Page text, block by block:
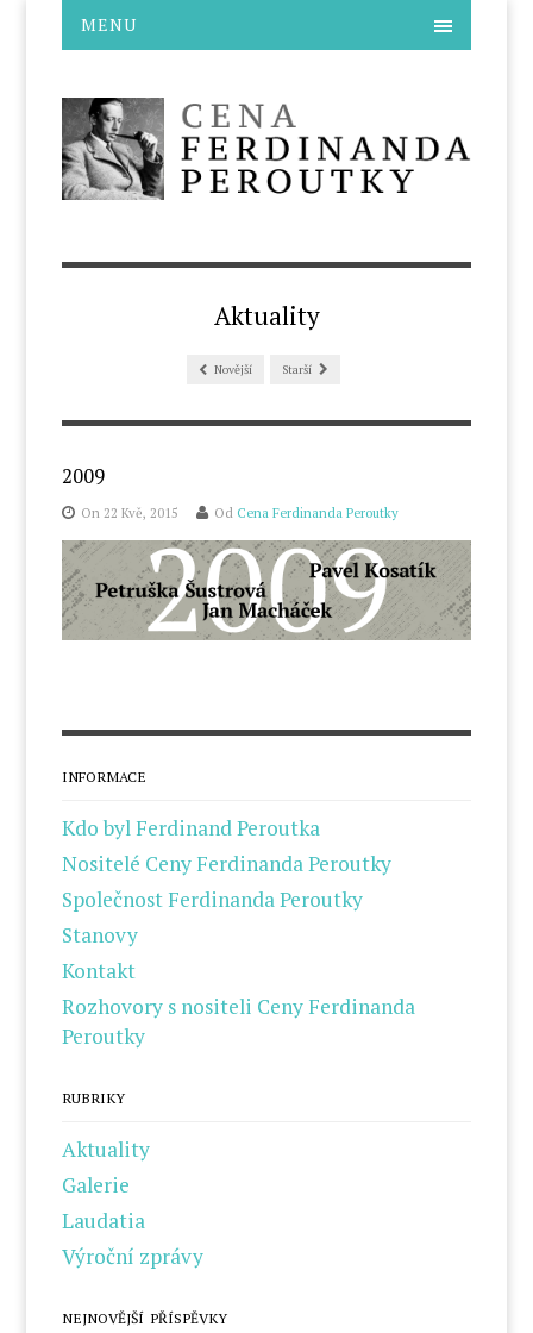
MENU
Aktuality
Novější Starší
2009
On 22 Kvě, 2015 Od Cena Ferdinanda Peroutky
INFORMACE
Kdo byl Ferdinand Peroutka
Nositelé Ceny Ferdinanda Peroutky
Společnost Ferdinanda Peroutky
Stanovy
Kontakt
Rozhovory s nositeli Ceny Ferdinanda
Peroutky
RUBRIKY
Aktuality
Galerie
Laudatia
Výroční zprávy
NEJNOVĚJŠÍ PŘÍSPĚVKY